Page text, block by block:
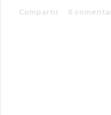
Compartir 6